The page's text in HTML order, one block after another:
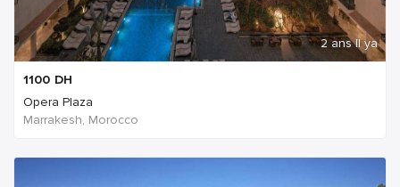
2 ans Il ya
1100 DH
Opera Plaza
Marrakesh, Morocco